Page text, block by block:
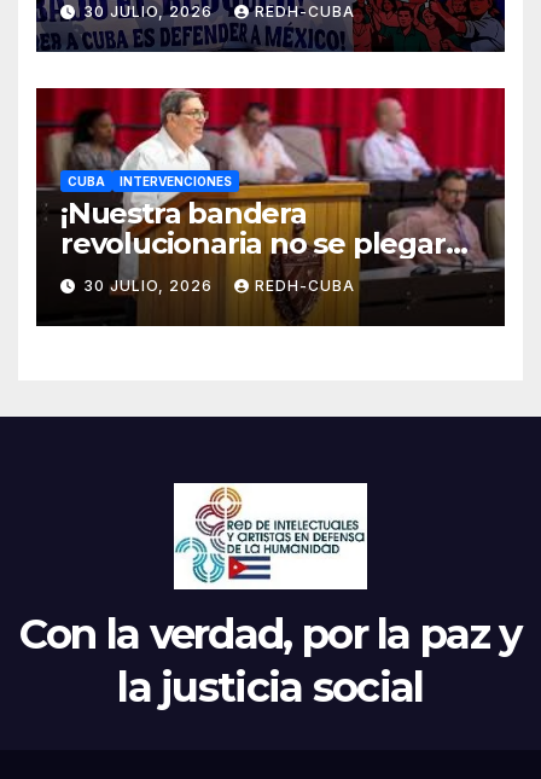
30 JULIO, 2026 REDH-CUBA
CUBA INTERVENCIONES
¡Nuestra bandera
revolucionaria no se plegará
jamás! Por Bruno Rodríguez
Parrilla
30 JULIO, 2026 REDH-CUBA
Con la verdad, por la paz y
la justicia social